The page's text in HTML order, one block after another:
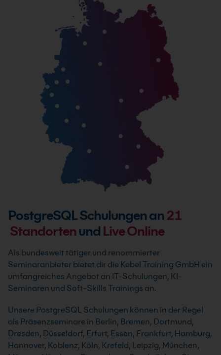
PostgreSQL Schulungen an 21
Standortenund Live Online
Als bundesweit tätiger und renommierter
Seminaranbieter bietet dir die Kebel Training GmbH ein
umfangreiches Angebot an IT-Schulungen, KI-
Seminaren und Soft-Skills Trainings an.
Unsere PostgreSQL Schulungen können in der Regel
als Präsenzseminare in Berlin, Bremen, Dortmund,
Dresden, Düsseldorf, Erfurt, Essen, Frankfurt, Hamburg,
Hannover, Koblenz, Köln, Krefeld, Leipzig, München,